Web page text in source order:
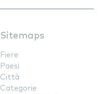
Sitemaps
Fiere
Paesi
Città
Categorie